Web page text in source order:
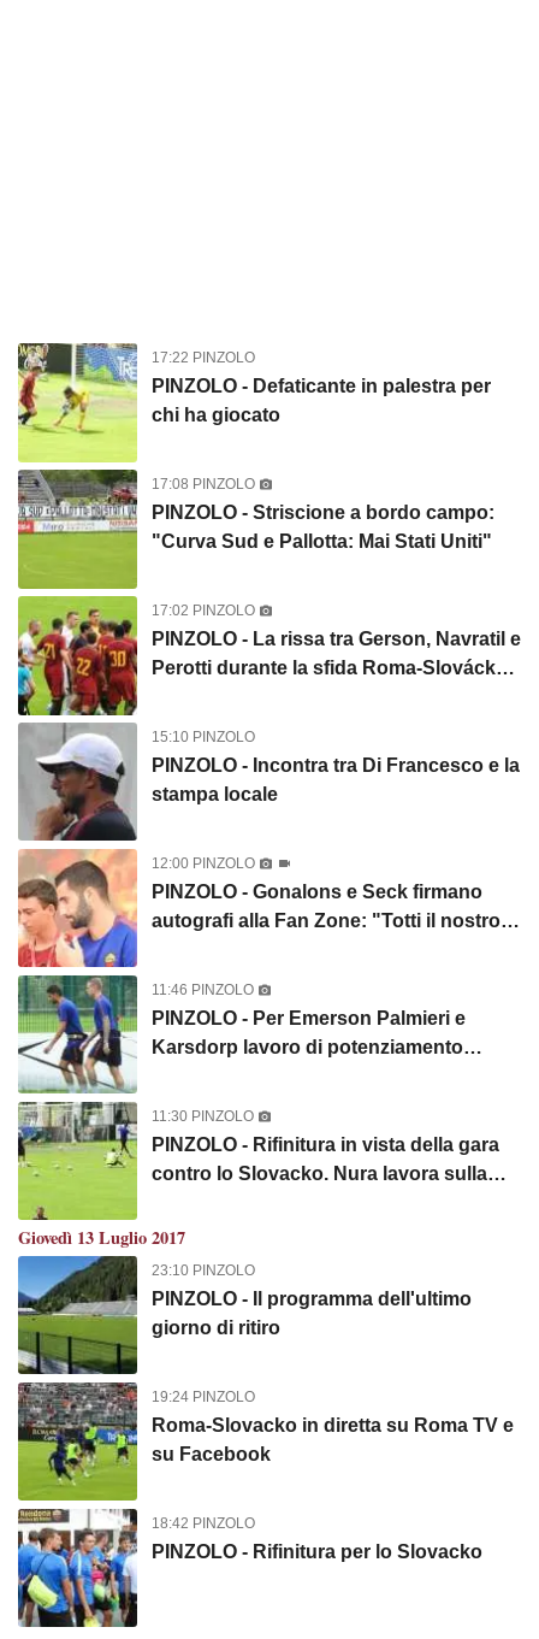
17:22 PINZOLO
PINZOLO - Defaticante in palestra per
chi ha giocato
17:08 PINZOLO
PINZOLO - Striscione a bordo campo:
"Curva Sud e Pallotta: Mai Stati Uniti"
17:02 PINZOLO
PINZOLO - La rissa tra Gerson, Navratil e
Perotti durante la sfida Roma-Slovácko.
15:10 PINZOLO
PINZOLO - Incontra tra Di Francesco e la
stampa locale
12:00 PINZOLO
PINZOLO - Gonalons e Seck firmano
autografi alla Fan Zone: "Totti il nostro
11:46 PINZOLO
PINZOLO - Per Emerson Palmieri e
Karsdorp lavoro di potenziamento
11:30 PINZOLO
PINZOLO - Rifinitura in vista della gara
contro lo Slovacko. Nura lavora sulla
Florenzi, Emerson e Karsdorp. FOTO!
Giovedì 13 Luglio 2017
23:10 PINZOLO
PINZOLO - Il programma dell'ultimo
giorno di ritiro
19:24 PINZOLO
Roma-Slovacko in diretta su Roma TV e
su Facebook
18:42 PINZOLO
PINZOLO - Rifinitura per lo Slovacko